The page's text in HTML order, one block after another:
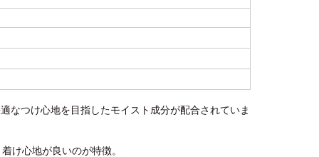
なつけ心地を目指したモイスト成分が配合されていま
け心地が良いのが特徴。